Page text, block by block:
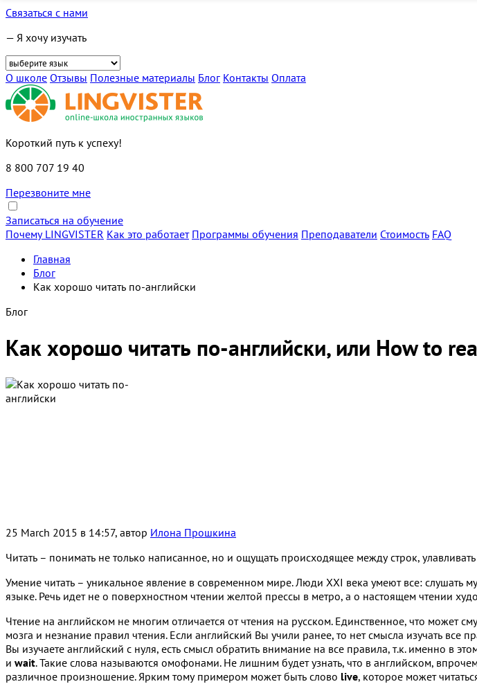
Связаться с нами
— Я хочу изучать
О школе Отзывы Полезные материалы Блог Контакты Оплата
Короткий путь к успеху!
8 800 707 19 40
Перезвоните мне
Записаться на обучение
Почему LINGVISTER Как это работает Программы обучения Преподаватели Стоимость FAQ
Главная
Блог
Как хорошо читать по-английски
Блог
Как хорошо читать по-английски, или How to
25 March 2015 в 14:57, автор Илона Прошкина
Читать – понимать не только написанное, но и ощущать происходящее между строк,
Умение читать – уникальное явление в современном мире. Люди XXI века умеют все: слушать
языке. Речь идет не о поверхностном чтении желтой прессы в метро, а о настоящем чтении
Чтение на английском не многим отличается от чтения на русском. Единственное, что может
мозга и незнание правил чтения. Если английский Вы учили ранее, то нет смысла изучать все
Вы изучаете английский с нуля, есть смысл обратить внимание на все правила, т.к. именно в
и wait. Такие слова называются омофонами. Не лишним будет узнать, что в английском,
различное произношение. Ярким тому примером может быть слово live, которое может